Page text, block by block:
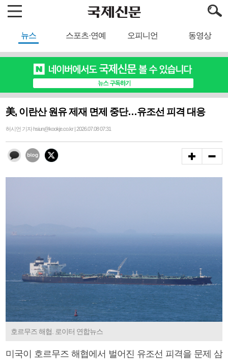
뉴스 스포츠·연예 오피니언 동영상
美, 이란산 원유 제재 면제 중단…유조선 피격 대응
허시언 기자 hsiun@kookje.co.kr | 2026.07.08 07:31
호르무즈 해협. 로이터 연합뉴스
미국이 호르무즈 해협에서 벌어진 유조선 피격을 문제 삼